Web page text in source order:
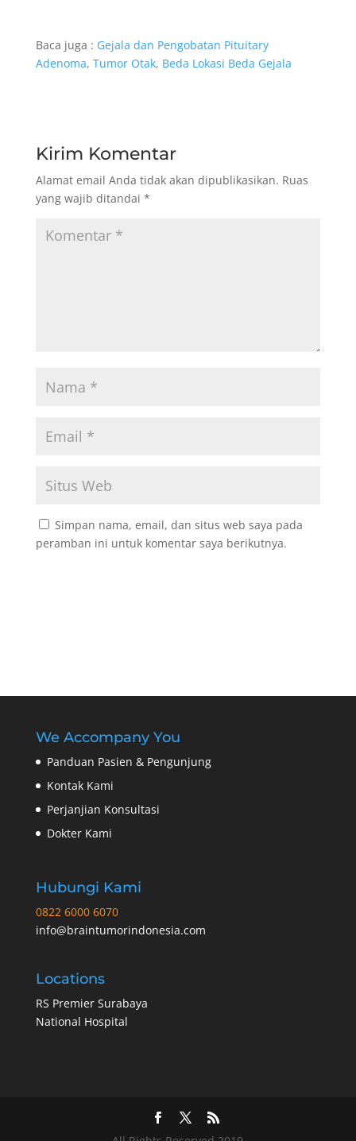
Baca juga : Gejala dan Pengobatan Pituitary
Adenoma, Tumor Otak, Beda Lokasi Beda Gejala
Kirim Komentar
Alamat email Anda tidak akan dipublikasikan. Ruas
yang wajib ditandai *
Simpan nama, email, dan situs web saya pada
peramban ini untuk komentar saya berikutnya.
We Accompany You
Panduan Pasien & Pengunjung
Kontak Kami
Perjanjian Konsultasi
Dokter Kami
Hubungi Kami
0822 6000 6070
info@braintumorindonesia.com
Locations
RS Premier Surabaya
National Hospital